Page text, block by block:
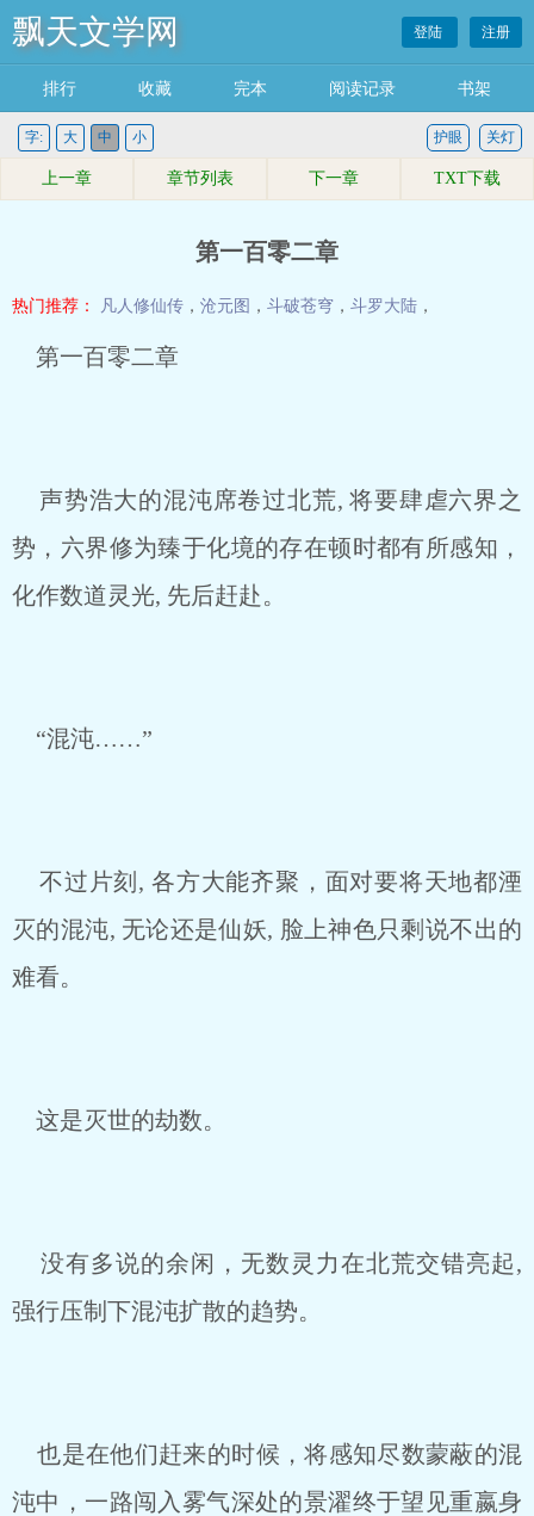
飘天文学网 登陆 注册
排行 收藏 完本 阅读记录 书架
字: 大 中 小 关灯
护眼
上一章 章节列表 下一章 TXT下载
第一百零二章
热门推荐： 凡人修仙传 ， 沧元图 ， 斗破苍穹 ， 斗罗大陆 ，
第一百零二章
声势浩大的混沌席卷过北荒, 将要肆虐六界之
势，六界修为臻于化境的存在顿时都有所感知，
化作数道灵光, 先后赶赴。
“混沌……”
不过片刻, 各方大能齐聚，面对要将天地都湮
灭的混沌, 无论还是仙妖, 脸上神色只剩说不出的
难看。
这是灭世的劫数。
没有多说的余闲，无数灵力在北荒交错亮起,
强行压制下混沌扩散的趋势。
也是在他们赶来的时候，将感知尽数蒙蔽的混
沌中，一路闯入雾气深处的景濯终于望见重嬴身